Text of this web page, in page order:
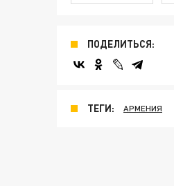
ПОДЕЛИТЬСЯ:
ТЕГИ: АРМЕНИЯ